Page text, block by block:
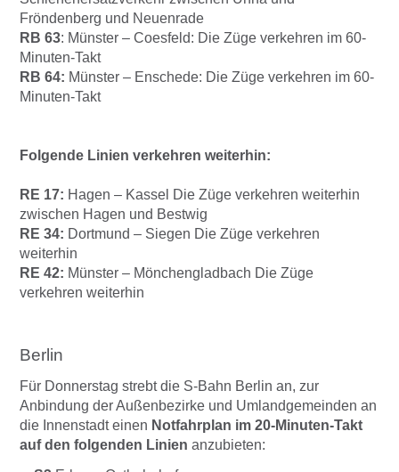
Fröndenberg und Neuenrade
RB 63: Münster – Coesfeld: Die Züge verkehren im 60-
Minuten-Takt
RB 64: Münster – Enschede: Die Züge verkehren im 60-
Minuten-Takt
Folgende Linien verkehren weiterhin:
RE 17: Hagen – Kassel Die Züge verkehren weiterhin
zwischen Hagen und Bestwig
RE 34: Dortmund – Siegen Die Züge verkehren
weiterhin
RE 42: Münster – Mönchengladbach Die Züge
verkehren weiterhin
Berlin
Für Donnerstag strebt die S-Bahn Berlin an, zur
Anbindung der Außenbezirke und Umlandgemeinden an
die Innenstadt einen Notfahrplan im 20-Minuten-Takt
auf den folgenden Linien anzubieten: